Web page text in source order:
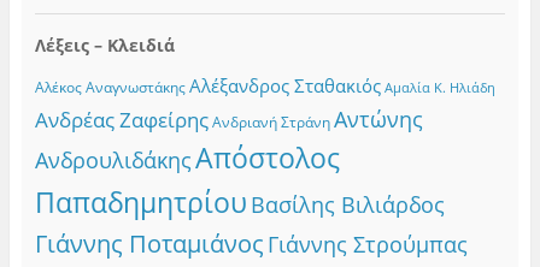
Λέξεις – Κλειδιά
Αλέκος Αναγνωστάκης Αλέξανδρος Σταθακιός Αμαλία Κ. Ηλιάδη
Ανδρέας Ζαφείρης Ανδριανή Στράνη Αντώνης
ΑνδρουλιδάκηςΑπόστολος
Παπαδημητρίου Βασίλης Βιλιάρδος
Γιάννης Ποταμιάνος Γιάννης Στρούμπας